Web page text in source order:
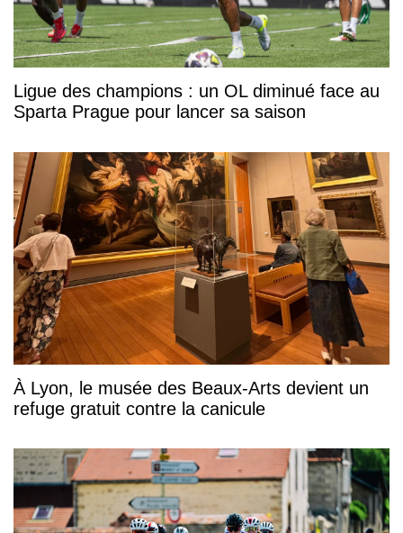
Ligue des champions : un OL diminué face au
Sparta Prague pour lancer sa saison
À Lyon, le musée des Beaux-Arts devient un
refuge gratuit contre la canicule